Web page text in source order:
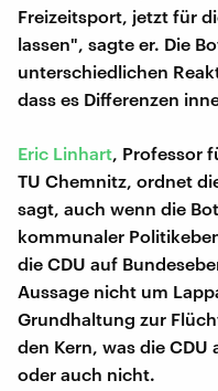
Freizeitsport, jetzt für
lassen", sagte er. Die
unterschiedlichen
dass es Differenzen
Eric Linhart , Professor
TU Chemnitz, ordnet
sagt, auch wenn die
kommunaler
die CDU auf
Aussage nicht um
Grundhaltung zur
den Kern, was die
oder auch nicht.